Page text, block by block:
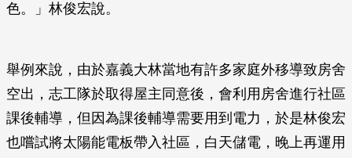
色。」林俊宏說。
舉例來說，由於嘉義大林當地有許多家庭外移導致房舍
空出，志工隊於取得屋主同意後，會利用房舍進行社區
課後輔導，但因為課後輔導需要用到電力，於是林俊宏
也嚐試將太陽能電板帶入社區，白天儲電，晚上再運用